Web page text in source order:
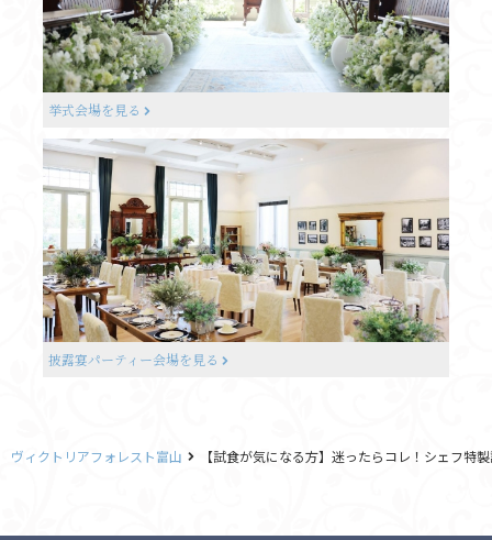
挙式会場を見る
披露宴パーティー会場を見る
ヴィクトリアフォレスト富山 【試食が気になる方】迷ったらコレ！シェフ特